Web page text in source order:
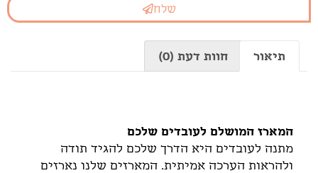
שלח
תיאור חוות דעת (0)
המארז המושלם לעובדים שלכם
מתנה לעובדים היא הדרך שלכם להגיד תודה
ולהראות הערכה אמיתית. המארזים שלנו נארזים